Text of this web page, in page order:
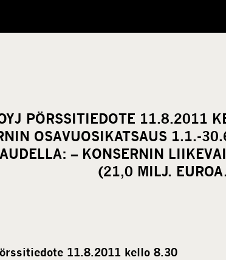
PÖRSSITIEDOTE 11.8.2011
OSAVUOSIKATSAUS 1.1.-
– KONSERNIN
(21,0 MILJ.
11.8.2011 kello 8.30